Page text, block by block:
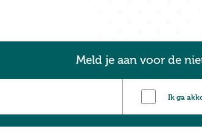
Meld je aan voor de
Ik ga